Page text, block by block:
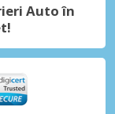
Auto în